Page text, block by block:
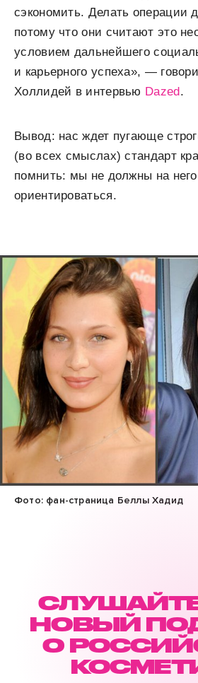
сэкономить. Делать операции
потому что они считают это
условием дальнейшего
и карьерного успеха», —
Холлидей в интервью Dazed.
Вывод: нас ждет пугающе
(во всех смыслах) стандарт
помнить: мы не должны на него
ориентироваться.
Фото: фан-страница Беллы Хадид
НОВЫЙ
О